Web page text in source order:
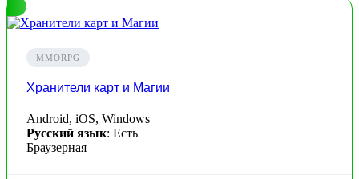
MMORPG
Хранители карт и Магии
Android, iOS, Windows
Русский язык: Есть
Браузерная